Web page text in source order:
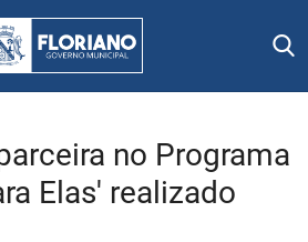
no Programa
Elas' realizado